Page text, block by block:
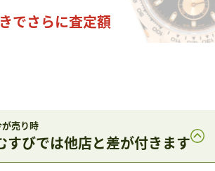
でさらに査定額
売り時
すびでは他店と差が付きます